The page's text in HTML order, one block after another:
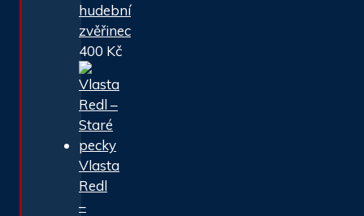
hudební
zvěřinec
400 Kč
Vlasta
Redl
–